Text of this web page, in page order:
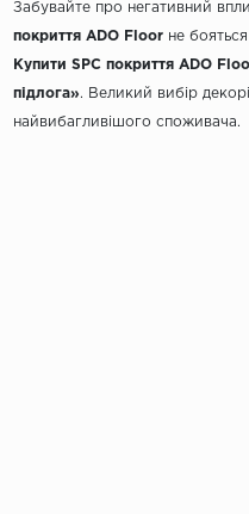
Забувайте про негативний
покриття ADO Floorне бояться
Купити SPC покриття ADO
підлога». Великий вибір
найвибагливішого споживача.